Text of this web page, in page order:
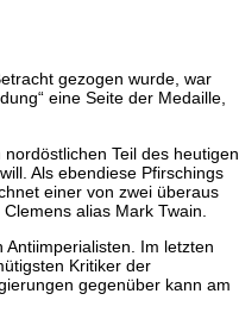
gezogen wurde, war
eine Seite der Medaille,
Teil des heutigen
Als ebendiese Pfirschings
einer von zwei überaus
alias Mark Twain.
Im letzten
Kritiker der
gegenüber kann am